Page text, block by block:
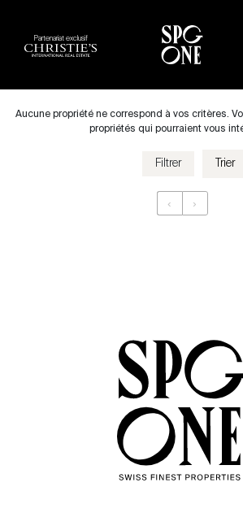
Partenariat exclusif
Enregistrer mes critères
Aucune propriété ne correspond à vos critères.
propriétés qui pourraient vous
Filtrer
‹ ›